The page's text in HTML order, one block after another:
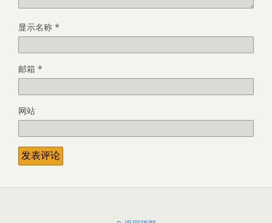
显示名称 *
邮箱 *
网站